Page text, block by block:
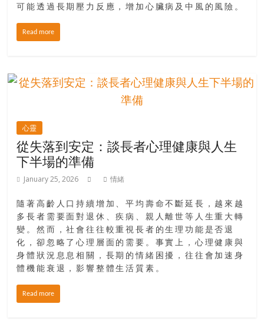
生
下
伴
踏
入
50
以
迎
來
人
生
下
半
場，
金
可能透過長期壓力反應，增加心臟病及中風的風險。
Read more
心靈
從失落到安定：談長者心理健康與人生
下半場的準備
January 25, 2026 情緒
隨著高齡人口持續增加、平均壽命不斷延長，越來越
多長者需要面對退休、疾病、親人離世等人生重大轉
變。然而，社會往往較重視長者的生理功能是否退
化，卻忽略了心理層面的需要。事實上，心理健康與
身體狀況息息相關，長期的情緒困擾，往往會加速身
體機能衰退，影響整體生活質素。
Read more